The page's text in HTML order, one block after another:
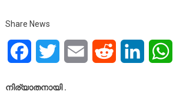
Share News
FacebookTwitter Email Reddit LinkedIn
നിര്യാതനായി .